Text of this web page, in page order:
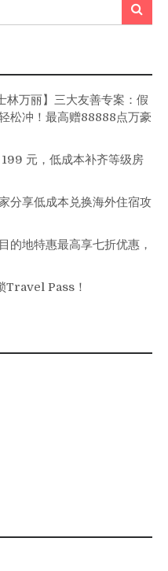
Search
林万丽】三大友善专案：假
松冲！最高赠88888点万豪
元，低成本补齐等级房
分享低成本兑换海外住宿攻
的地特惠最高享七折优惠，
Travel Pass！